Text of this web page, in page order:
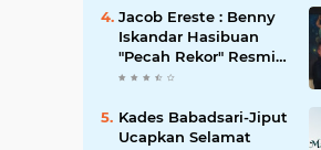
Jacob Ereste : Benny
Iskandar Hasibuan
"Pecah Rekor" Resmi
menyandang Bintang
Ngejokrok Berpangjat
Kombes
Kades Babadsari-Jiput
Ucapkan Selamat